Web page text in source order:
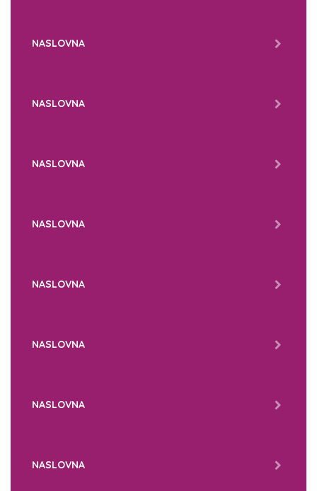
NASLOVNA
NASLOVNA
NASLOVNA
NASLOVNA
NASLOVNA
NASLOVNA
NASLOVNA
NASLOVNA